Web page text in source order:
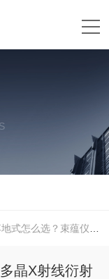
仪器多晶X射线衍射仪（D2 PHASER/D8系列）选购指南
晶X射线衍射